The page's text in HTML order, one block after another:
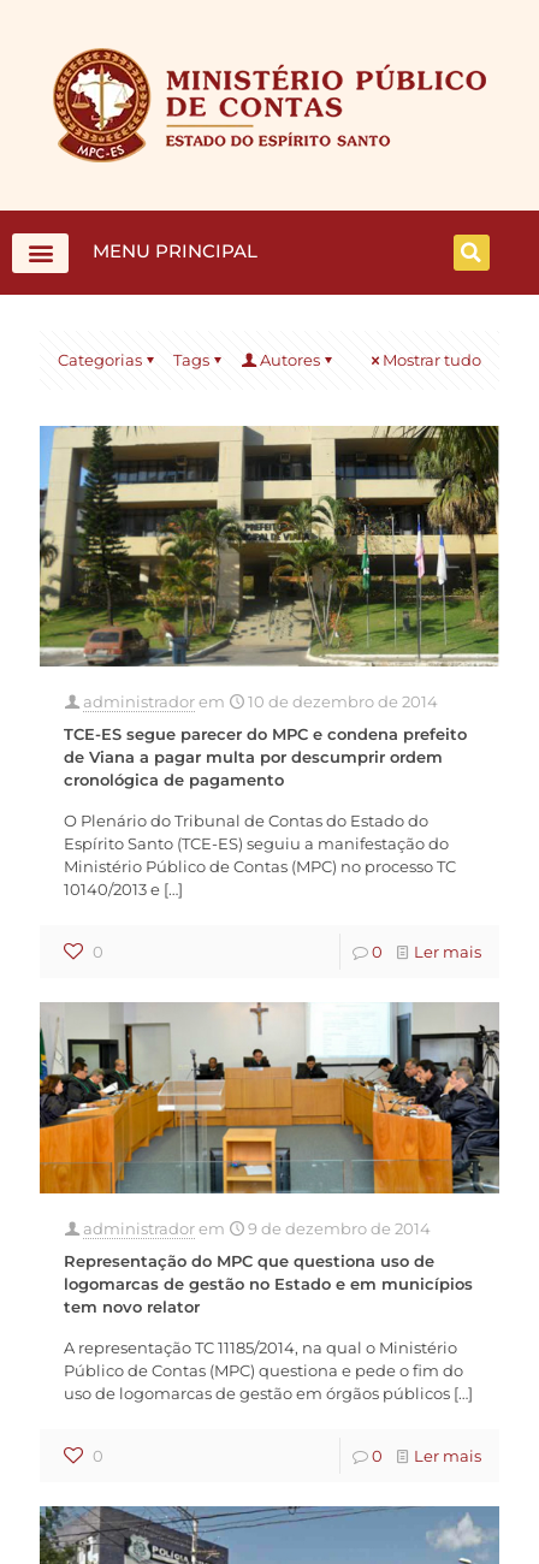
MENU PRINCIPAL
Categorias Tags Autores Mostrar tudo
administradorem
10 de dezembro de 2014
TCE-ES segue parecer do MPC e condena prefeito
de Viana a pagar multa por descumprir ordem
cronológica de pagamento
O Plenário do Tribunal de Contas do Estado do
Espírito Santo (TCE-ES) seguiu a manifestação do
Ministério Público de Contas (MPC) no processo TC
10140/2013 e […]
0 0 Ler mais
administradorem
9 de dezembro de 2014
Representação do MPC que questiona uso de
logomarcas de gestão no Estado e em municípios
tem novo relator
A representação TC 11185/2014, na qual o Ministério
Público de Contas (MPC) questiona e pede o fim do
uso de logomarcas de gestão em órgãos públicos […]
0 0 Ler mais